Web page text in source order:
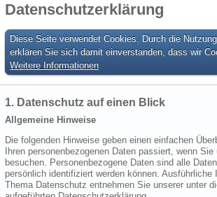
Datenschutzerklärung
Diese Seite verwendet Cookies. Durch die
erklären Sie sich damit einverstanden, dass wir
Weitere Informationen
1. Datenschutz auf einen Blick
Allgemeine Hinweise
Die folgenden Hinweise geben einen einfachen
Ihren personenbezogenen Daten passiert, wenn
besuchen. Personenbezogene Daten sind alle
persönlich identifiziert werden können. Ausführliche
Thema Datenschutz entnehmen Sie unserer unter